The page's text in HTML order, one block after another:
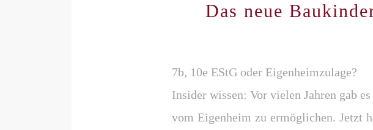
Das neue
7b, 10e EStG oder Eigenheimzulage?
Insider wissen: Vor vielen Jahren gab
vom Eigenheim zu ermöglichen. Jetzt